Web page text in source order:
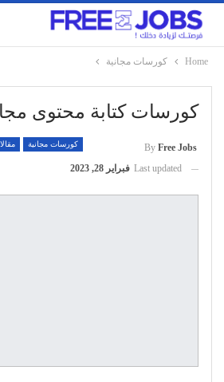
Home كورسات مجانية
كورسات كتابة محتوى
كورسات مجانية By Free Jobs
Last updated فبراير 28, 2023